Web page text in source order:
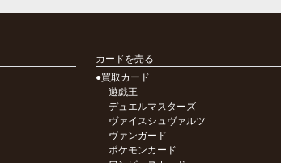
カードを売る
●買取カード
遊戯王
デュエルマスターズ
ヴァイスシュヴァルツ
ヴァンガード
ポケモンカード